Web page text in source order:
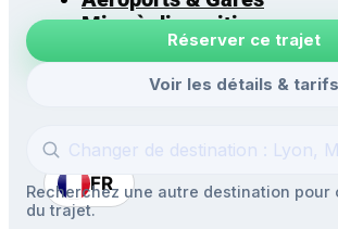
Mise à disposition
Navettes
Excursions
FR
Réserver ce trajet
Voir les détails & tarifs
Recherchez une autre destination pour
du trajet.